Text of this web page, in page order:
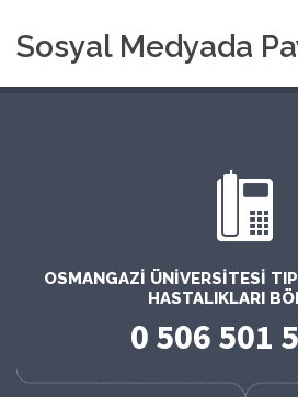
Sosyal Medyada
OSMANGAZI ÜNIVERSITESI
HASTALIKLARI
0 506 501